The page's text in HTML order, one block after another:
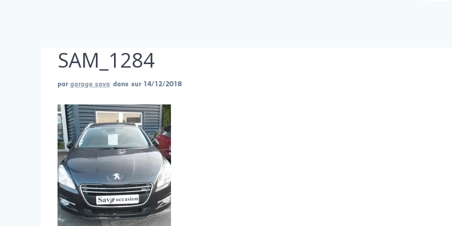
SAM_1284
pargarage sava dans sur 14/12/2018